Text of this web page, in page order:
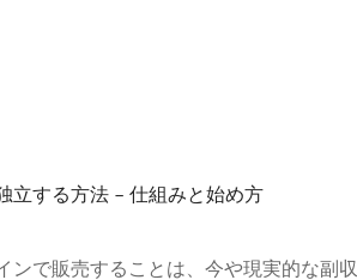
立する方法 – 仕組みと始め方
ンで販売することは、今や現実的な副